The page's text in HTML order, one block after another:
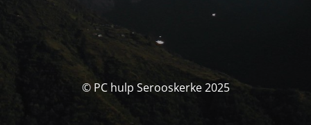
© PC hulp Serooskerke 2025